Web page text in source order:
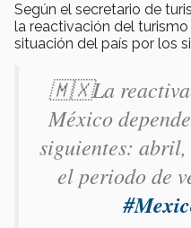
Según el secretario de
la reactivación del
situación del país por los
🇲🇽La
México
siguientes:
el periodo de